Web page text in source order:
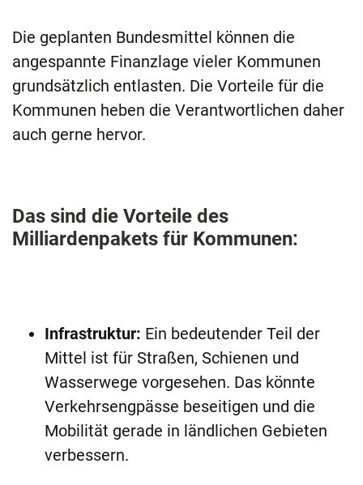
Die geplanten Bundesmittel können die
angespannte Finanzlage vieler Kommunen
grundsätzlich entlasten. Die Vorteile für die
Kommunen heben die Verantwortlichen daher
auch gerne hervor.
Das sind die Vorteile des
Milliardenpakets für Kommunen:
Infrastruktur: Ein bedeutender Teil der
Mittel ist für Straßen, Schienen und
Wasserwege vorgesehen. Das könnte
Verkehrsengpässe beseitigen und die
Mobilität gerade in ländlichen Gebieten
verbessern.